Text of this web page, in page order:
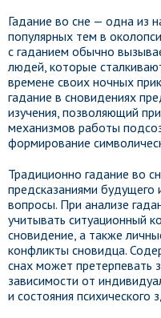
Гадание во сне — одна из
популярных тем в
с гаданием обычно
людей, которые
времене своих ночных
гадание в сновидениях
изучения, позволяющий
механизмов работы
формирование
Традиционно гадание во
предсказаниями будущего
вопросы. При анализе
учитывать ситуационный
сновидение, а также
конфликты сновидца.
снах может претерпевать
зависимости от
и состояния психического